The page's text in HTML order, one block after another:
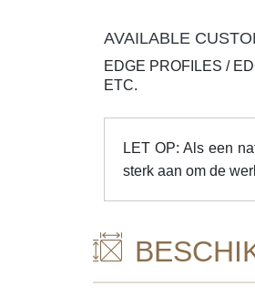
AVAILABLE
EDGE PROFILES /
ETC.
LET OP: Als een
sterk aan om de